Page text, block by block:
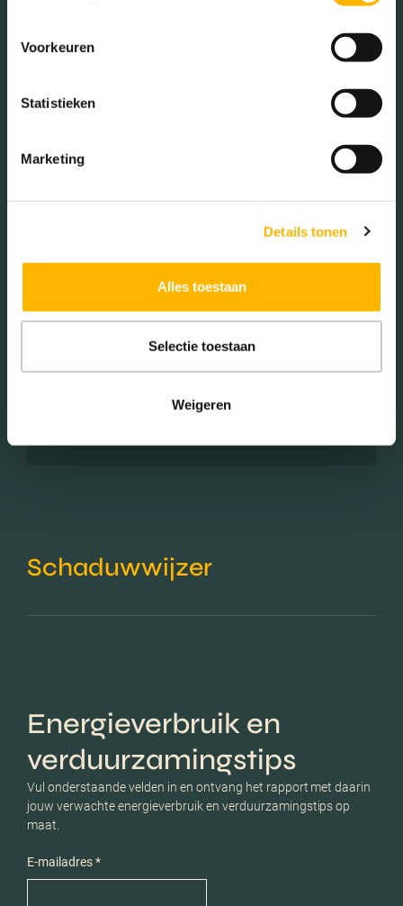
Voorkeuren
Statistieken
Marketing
Details tonen
Alles toestaan
Selectie toestaan
Weigeren
Éénpersoons huishoudens
Woningen koop / huur
Koop (68.69%)
Huur (31.31%)
Aantal inwoners:
Schaduwwijzer
Energieverbruik en
verduurzamingstips
Vul onderstaande velden in en ontvang het rapport met daarin
jouw verwachte energieverbruik en verduurzamingstips op
maat.
E-mailadres *